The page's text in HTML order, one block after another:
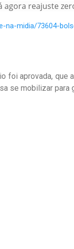
agora reajuste
midia/73604-
foi aprovada, que
se mobilizar para